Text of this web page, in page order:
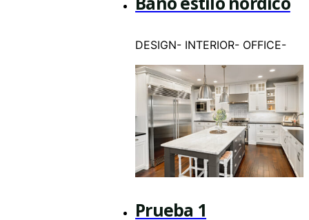
DESIGN- INTERIOR- OFFICE-
Prueba 1